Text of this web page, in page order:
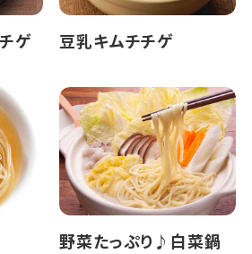
ゲ 豆乳キムチチゲ
野菜たっぷり♪白菜鍋